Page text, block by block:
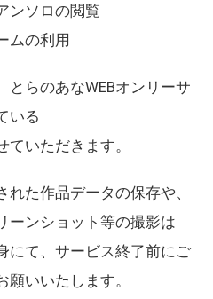
ンソロの閲覧
ムの利用
とらのあなWEBオンリーサ
いる
いただきます。
た作品データの保存や、
ーンショット等の撮影は
にて、サービス終了前にご
いいたします。